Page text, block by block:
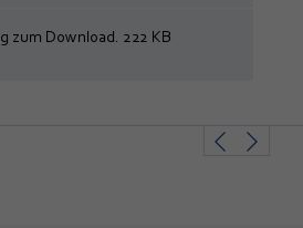
zum Download. 222 KB